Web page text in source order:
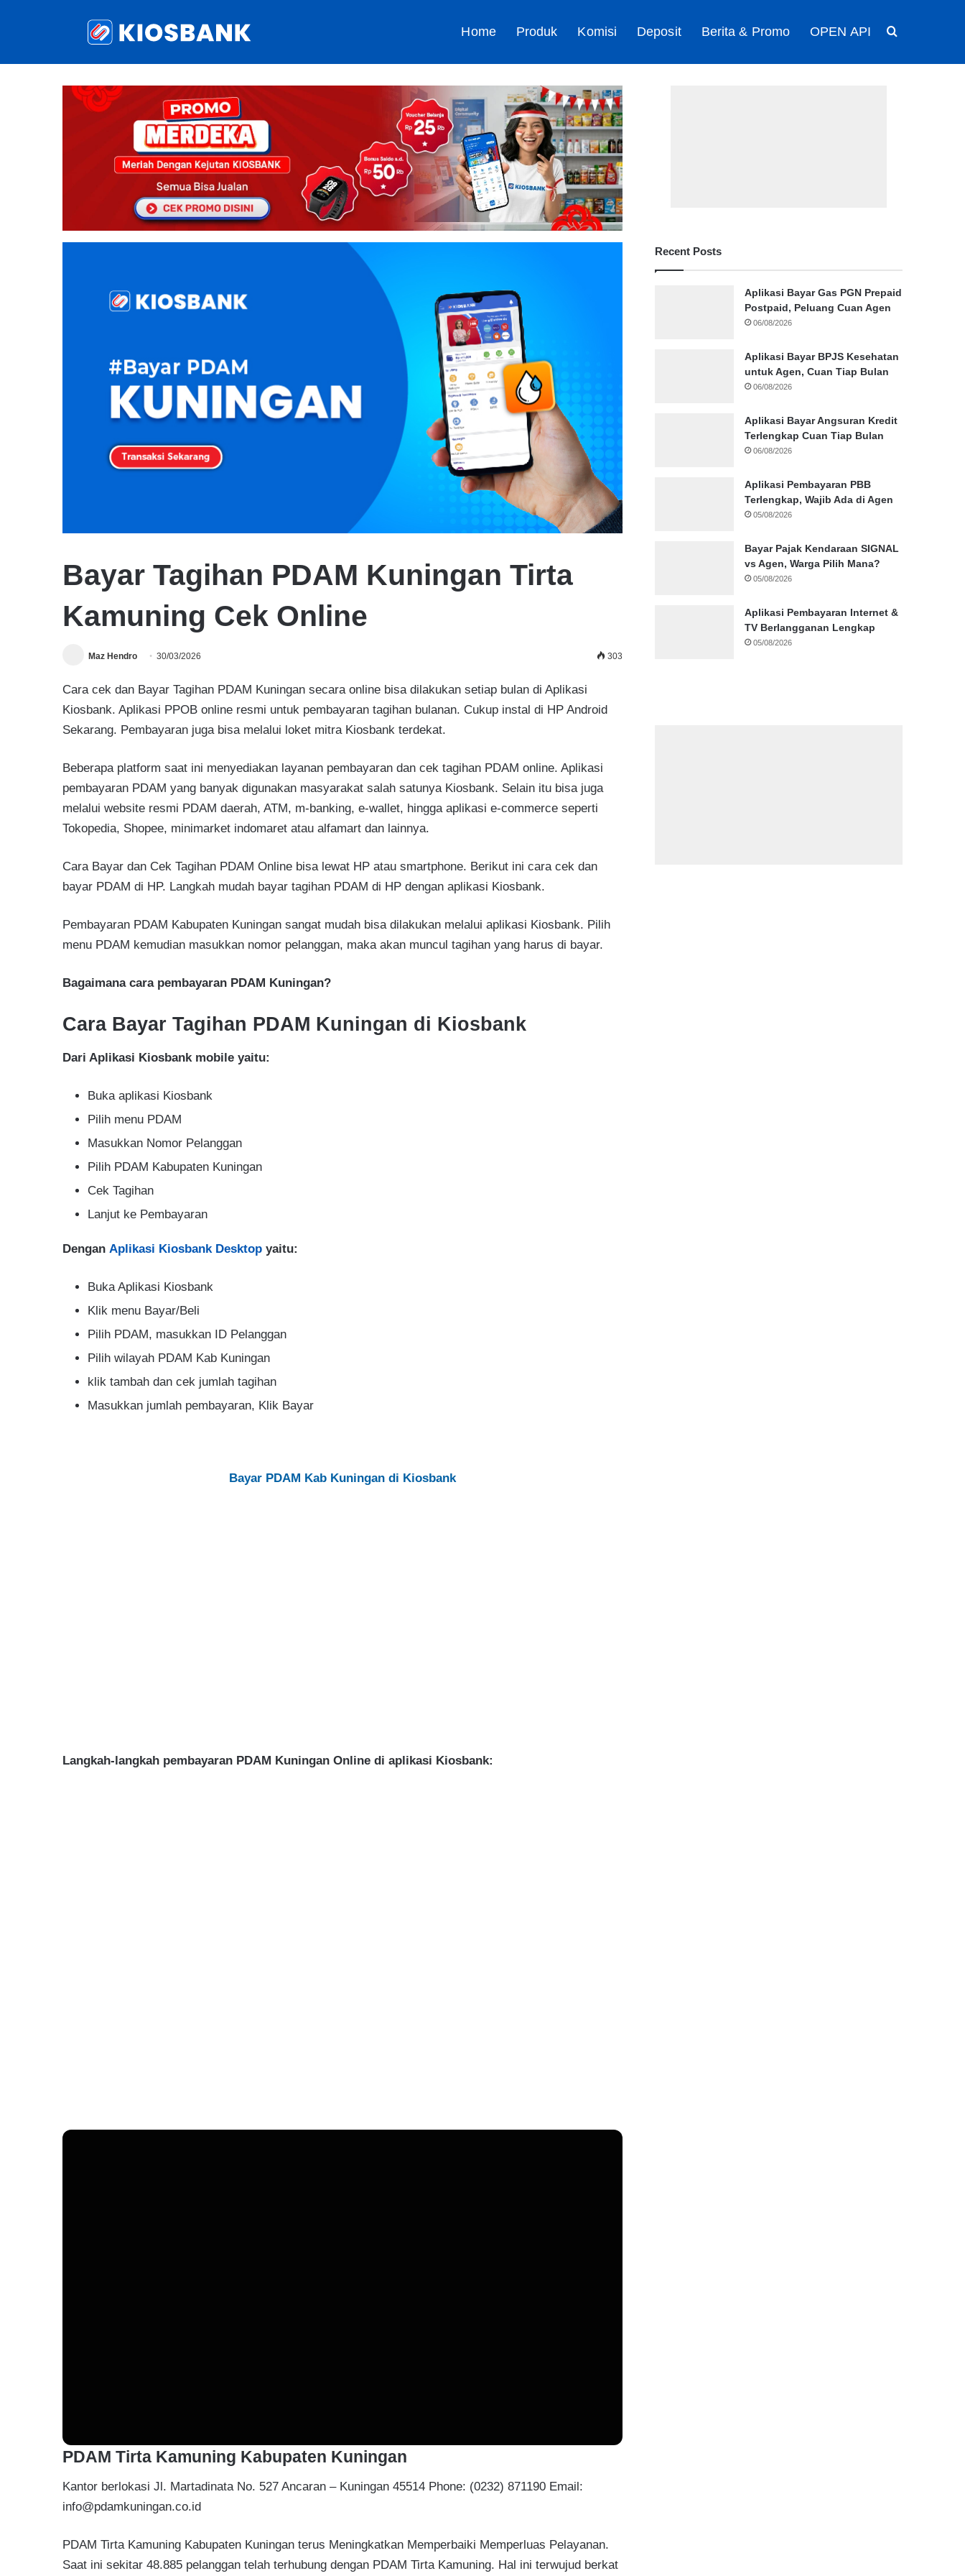
Home Produk Komisi Deposit Berita & Promo OPEN API
Bayar Tagihan PDAM Kuningan Tirta
Kamuning Cek Online
Maz Hendro 30/03/2026 303
Cara cek dan Bayar Tagihan PDAM Kuningan secara online bisa dilakukan setiap bulan di Aplikasi
Kiosbank. Aplikasi PPOB online resmi untuk pembayaran tagihan bulanan. Cukup instal di HP Android
Sekarang. Pembayaran juga bisa melalui loket mitra Kiosbank terdekat.
Beberapa platform saat ini menyediakan layanan pembayaran dan cek tagihan PDAM online. Aplikasi
pembayaran PDAM yang banyak digunakan masyarakat salah satunya Kiosbank. Selain itu bisa juga
melalui website resmi PDAM daerah, ATM, m-banking, e-wallet, hingga aplikasi e-commerce seperti
Tokopedia, Shopee, minimarket indomaret atau alfamart dan lainnya.
Cara Bayar dan Cek Tagihan PDAM Online bisa lewat HP atau smartphone. Berikut ini cara cek dan
bayar PDAM di HP. Langkah mudah bayar tagihan PDAM di HP dengan aplikasi Kiosbank.
Pembayaran PDAM Kabupaten Kuningan sangat mudah bisa dilakukan melalui aplikasi Kiosbank. Pilih
menu PDAM kemudian masukkan nomor pelanggan, maka akan muncul tagihan yang harus di bayar.
Bagaimana cara pembayaran PDAM Kuningan?
Cara Bayar Tagihan PDAM Kuningan di Kiosbank
Dari Aplikasi Kiosbank mobile yaitu:
Buka aplikasi Kiosbank
Pilih menu PDAM
Masukkan Nomor Pelanggan
Pilih PDAM Kabupaten Kuningan
Cek Tagihan
Lanjut ke Pembayaran
Dengan Aplikasi Kiosbank Desktop yaitu:
Buka Aplikasi Kiosbank
Klik menu Bayar/Beli
Pilih PDAM, masukkan ID Pelanggan
Pilih wilayah PDAM Kab Kuningan
klik tambah dan cek jumlah tagihan
Masukkan jumlah pembayaran, Klik Bayar
Bayar PDAM Kab Kuningan di Kiosbank
Langkah-langkah pembayaran PDAM Kuningan Online di aplikasi Kiosbank:
PDAM Tirta Kamuning Kabupaten Kuningan
Kantor berlokasi Jl. Martadinata No. 527 Ancaran – Kuningan 45514 Phone: (0232) 871190 Email:
info@pdamkuningan.co.id
PDAM Tirta Kamuning Kabupaten Kuningan terus Meningkatkan Memperbaiki Memperluas Pelayanan.
Saat ini sekitar 48.885 pelanggan telah terhubung dengan PDAM Tirta Kamuning. Hal ini terwujud berkat
Recent Posts
Aplikasi Bayar Gas PGN Prepaid
Postpaid, Peluang Cuan Agen
06/08/2026
Aplikasi Bayar BPJS Kesehatan
untuk Agen, Cuan Tiap Bulan
06/08/2026
Aplikasi Bayar Angsuran Kredit
Terlengkap Cuan Tiap Bulan
06/08/2026
Aplikasi Pembayaran PBB
Terlengkap, Wajib Ada di Agen
05/08/2026
Bayar Pajak Kendaraan SIGNAL
vs Agen, Warga Pilih Mana?
05/08/2026
Aplikasi Pembayaran Internet &
TV Berlangganan Lengkap
05/08/2026